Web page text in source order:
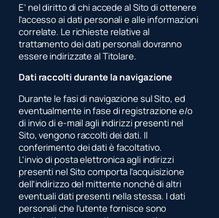
E’ nel diritto di chi accede al Sito di ottenere
l’accesso ai dati personali e alle informazioni
correlate. Le richieste relative al
trattamento dei dati personali dovranno
essere indirizzate al Titolare.
Dati raccolti durante la navigazione
Durante le fasi di navigazione sul Sito, ed
eventualmente in fase di registrazione e/o
di invio di e-mail agli indirizzi presenti nel
Sito, vengono raccolti dei dati. Il
conferimento dei dati è facoltativo.
L’invio di posta elettronica agli indirizzi
presenti nel Sito comporta l’acquisizione
dell’indirizzo del mittente nonché di altri
eventuali dati presenti nella stessa. I dati
personali che l’utente fornisce sono